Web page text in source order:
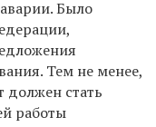
Было
Тем не менее,
стать
работы